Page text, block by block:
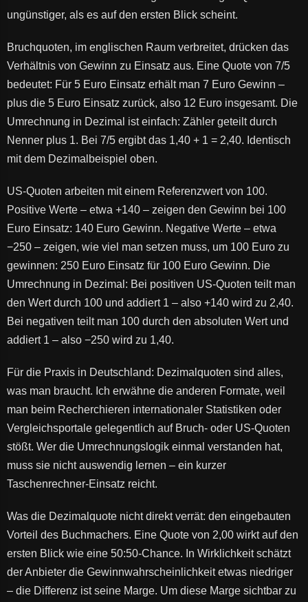
ungünstiger, als es auf den ersten Blick scheint.
Bruchquoten, im englischen Raum verbreitet, drücken das
Verhältnis von Gewinn zu Einsatz aus. Eine Quote von 7/5
bedeutet: Für 5 Euro Einsatz erhält man 7 Euro Gewinn –
plus die 5 Euro Einsatz zurück, also 12 Euro insgesamt. Die
Umrechnung in Dezimal ist einfach: Zähler geteilt durch
Nenner plus 1. Bei 7/5 ergibt das 1,40 + 1 = 2,40. Identisch
mit dem Dezimalbeispiel oben.
US-Quoten arbeiten mit einem Referenzwert von 100.
Positive Werte – etwa +140 – zeigen den Gewinn bei 100
Euro Einsatz: 140 Euro Gewinn. Negative Werte – etwa
−250 – zeigen, wie viel man setzen muss, um 100 Euro zu
gewinnen: 250 Euro Einsatz für 100 Euro Gewinn. Die
Umrechnung in Dezimal: Bei positiven US-Quoten teilt man
den Wert durch 100 und addiert 1 – also +140 wird zu 2,40.
Bei negativen teilt man 100 durch den absoluten Wert und
addiert 1 – also −250 wird zu 1,40.
Für die Praxis in Deutschland: Dezimalquoten sind alles,
was man braucht. Ich erwähne die anderen Formate, weil
man beim Recherchieren internationaler Statistiken oder
Vergleichsportale gelegentlich auf Bruch- oder US-Quoten
stößt. Wer die Umrechnungslogik einmal verstanden hat,
muss sie nicht auswendig lernen – ein kurzer
Taschenrechner-Einsatz reicht.
Was die Dezimalquote nicht direkt verrät: den eingebauten
Vorteil des Buchmachers. Eine Quote von 2,00 wirkt auf den
ersten Blick wie eine 50:50-Chance. In Wirklichkeit schätzt
der Anbieter die Gewinnwahrscheinlichkeit etwas niedriger
– die Differenz ist seine Marge. Um diese Marge sichtbar zu